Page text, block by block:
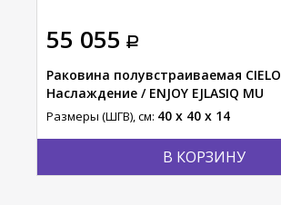
55 055
В КОРЗИНУ
Раковина полувстраиваемая CIELO
Наслаждение / ENJOY EJLASIQ MU
Размеры (ШГВ), см: 40 x 40 x 14